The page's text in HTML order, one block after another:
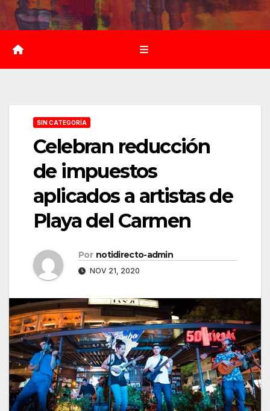
Saltar
al
contenido
SIN CATEGORÍA
Celebran reducción
de impuestos
aplicados a artistas de
Playa del Carmen
Por notidirecto-admin
NOV 21, 2020